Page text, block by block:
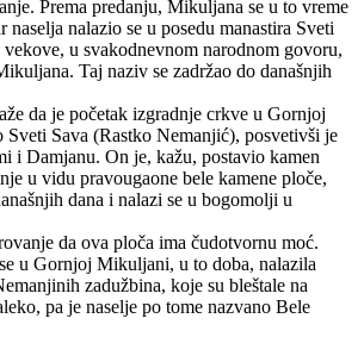
Prema predanju, Mikuljana se u to vreme
naselja nalazio se u posedu manastira Sveti
u svakodnevnom narodnom govoru,
Taj naziv se zadržao do današnjih
da je početak izgradnje crkve u Gornjoj
Sava (Rastko Nemanjić), posvetivši je
i Damjanu. On je, kažu, postavio kamen
u vidu pravougaone bele kamene ploče,
dana i nalazi se u bogomolji u
da ova ploča ima čudotvornu moć.
u Gornjoj Mikuljani, u to doba, nalazila
zadužbina, koje su bleštale na
pa je naselje po tome nazvano Bele